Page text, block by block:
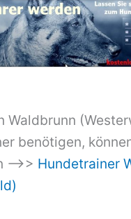
Waldbrunn
benötigen,
–>> Hundetrainer